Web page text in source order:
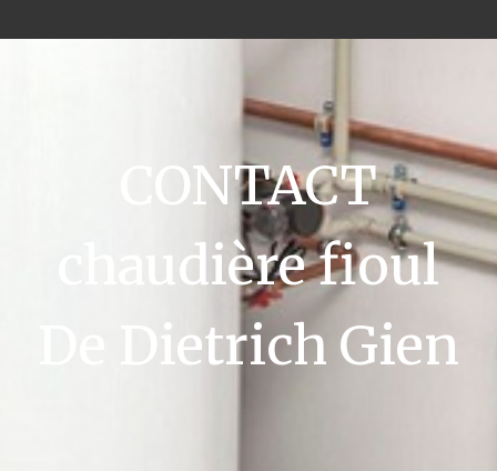
CONTACT
chaudière fioul
De Dietrich Gien